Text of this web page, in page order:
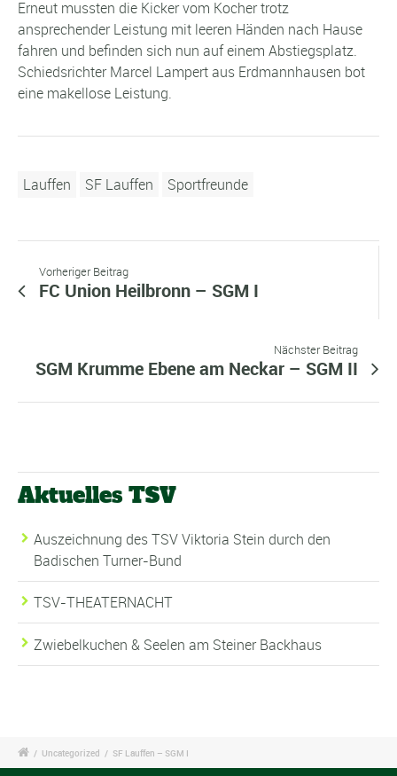
Erneut mussten die Kicker vom Kocher trotz
ansprechender Leistung mit leeren Händen nach Hause
fahren und befinden sich nun auf einem Abstiegsplatz.
Schiedsrichter Marcel Lampert aus Erdmannhausen bot
eine makellose Leistung.
Lauffen SF Lauffen Sportfreunde
Vorheriger Beitrag
FC Union Heilbronn – SGM I
Nächster Beitrag
SGM Krumme Ebene am Neckar – SGM II
Aktuelles TSV
Auszeichnung des TSV Viktoria Stein durch den
Badischen Turner-Bund
TSV-THEATERNACHT
Zwiebelkuchen & Seelen am Steiner Backhaus
/ Uncategorized / SF Lauffen – SGM I